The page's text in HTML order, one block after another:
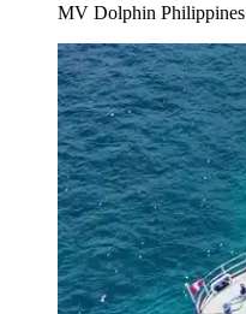
MV Dolphin Philippines